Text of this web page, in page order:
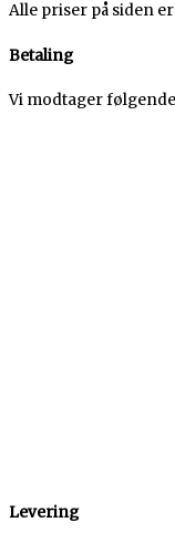
Alle priser på siden
Betaling
Vi modtager
Levering